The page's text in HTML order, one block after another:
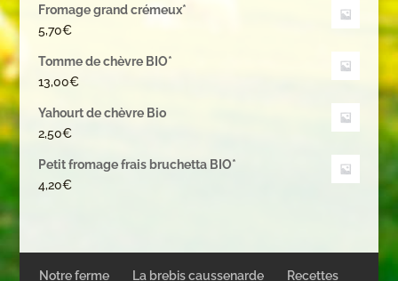
Fromage grand crémeux*
5,70€
Tomme de chèvre BIO*
13,00€
Yahourt de chèvre Bio
2,50€
Petit fromage frais bruchetta BIO*
4,20€
Notre ferme La brebis caussenarde Recettes